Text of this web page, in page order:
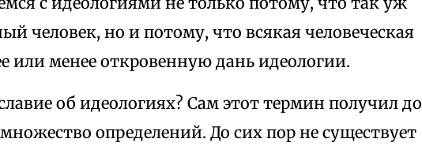
человек, но и потому, что всякая человеческая
или менее откровенную дань идеологии.
об идеологиях? Сам этот термин получил до
определений. До сих пор не существует